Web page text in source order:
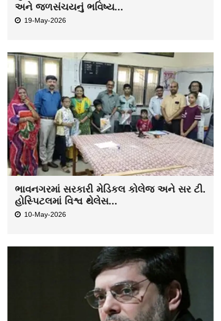
અને જળસંચયનું ભવિષ્ય...
19-May-2026
ભાવનગરમાં સરકારી મેડિકલ કોલેજ અને સર ટી.
હોસ્પિટલમાં વિશ્વ થેલેસ...
10-May-2026